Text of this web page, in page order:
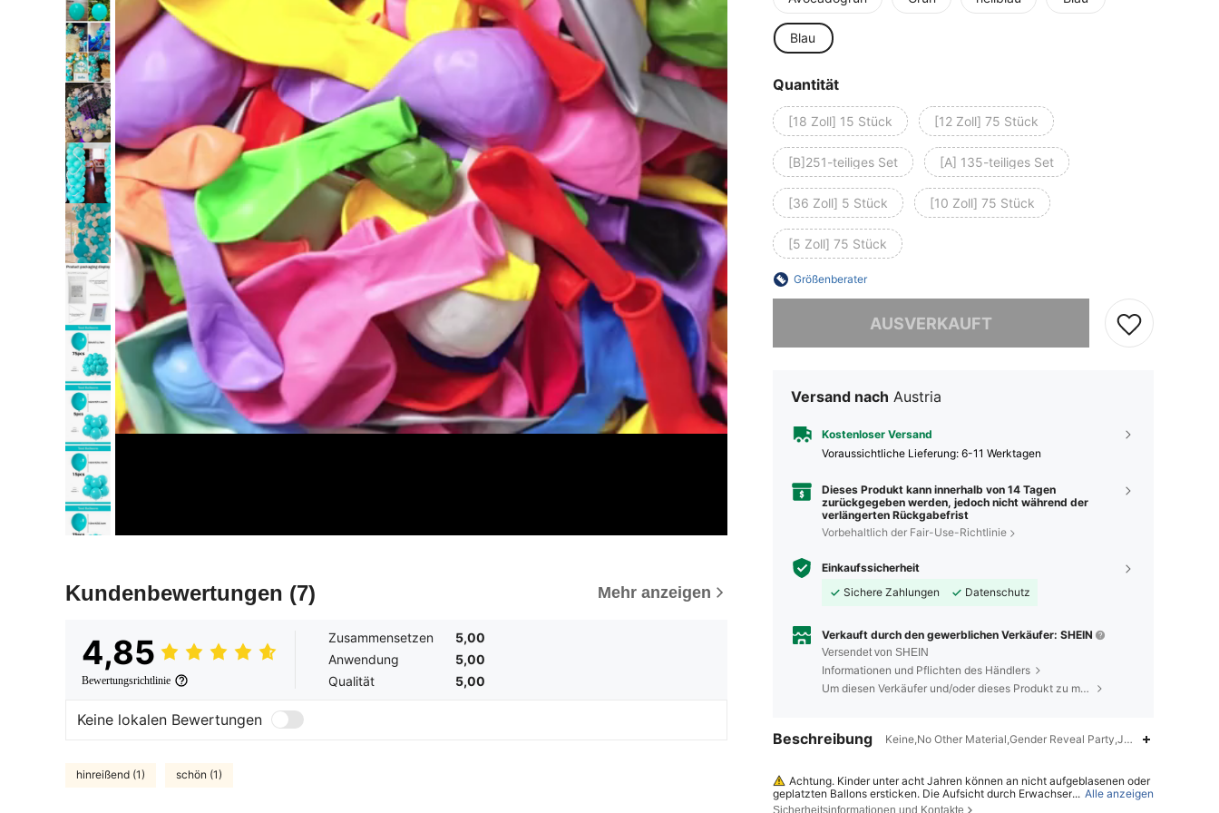
Kundenbewertungen (7) Mehr anzeigen
4,85
Bewertungsrichtlinie
Zusammensetzen
5,00
Anwendung
5,00
Qualität
5,00
Keine lokalen Bewertungen
hinreißend (1) schön (1)
Blau
Quantität
[18 Zoll] 15 Stück [12 Zoll] 75 Stück
[B]251-teiliges Set [A] 135-teiliges Set
[36 Zoll] 5 Stück [10 Zoll] 75 Stück
[5 Zoll] 75 Stück
Größenberater
AUSVERKAUFT
Versand nach Austria
Kostenloser Versand
Voraussichtliche Lieferung: 6-11 Werktagen
Dieses Produkt kann innerhalb von 14 Tagen
zurückgegeben werden, jedoch nicht während der
verlängerten Rückgabefrist
Vorbehaltlich der Fair-Use-Richtlinie
Einkaufssicherheit
Sichere Zahlungen
Datenschutz
Verkauft durch den gewerblichen Verkäufer: SHEIN
Versendet von SHEIN
Informationen und Pflichten des Händlers
Um diesen Verkäufer und/oder dieses Produkt zu melden
Beschreibung Keine,No Other Material,Gender Reveal
Achtung. Kinder unter acht Jahren können an nicht aufgeblasenen oder
geplatzten Ballons ersticken. Die Aufsicht durch Erwachsene ist erforderlic
h. Nicht aufgeblasene Ballons sind von Kindern fernzuhalten.Geplatzte Ball
... Alle anzeigen
Sicherheitsinformationen und Kontakte